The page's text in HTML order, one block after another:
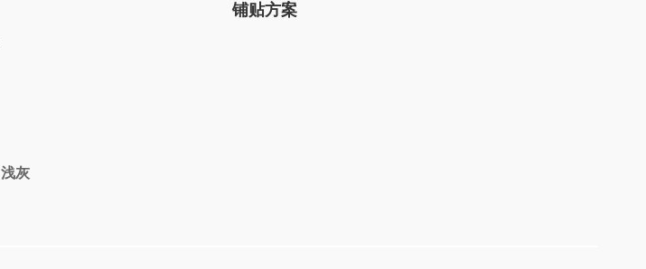
浅灰
铺贴方案